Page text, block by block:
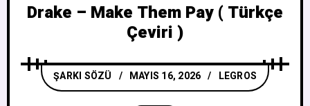
Drake – Make Them Pay ( Türkçe
Çeviri )
ŞARKI SÖZÜ MAYIS 16, 2026 LEGROS